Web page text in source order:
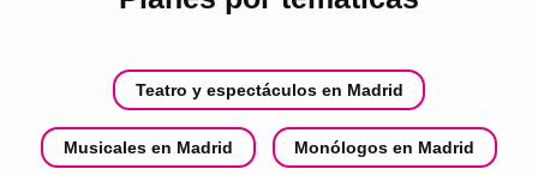
Teatro y espectáculos en Madrid
Musicales en Madrid Monólogos en Madrid